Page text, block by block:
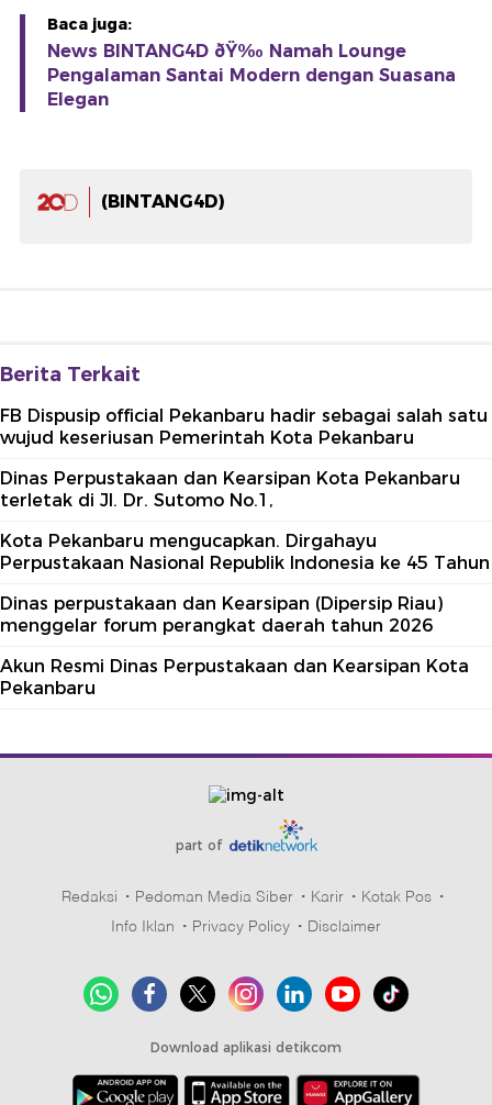
Baca juga:
News BINTANG4D ðŸ‰ Namah Lounge
Pengalaman Santai Modern dengan Suasana
Elegan
(BINTANG4D)
Berita Terkait
FB Dispusip official Pekanbaru hadir sebagai salah satu
wujud keseriusan Pemerintah Kota Pekanbaru
Dinas Perpustakaan dan Kearsipan Kota Pekanbaru
terletak di Jl. Dr. Sutomo No.1,
Kota Pekanbaru mengucapkan. Dirgahayu
Perpustakaan Nasional Republik Indonesia ke 45 Tahun
Dinas perpustakaan dan Kearsipan (Dipersip Riau)
menggelar forum perangkat daerah tahun 2026
Akun Resmi Dinas Perpustakaan dan Kearsipan Kota
Pekanbaru
part of
Redaksi Pedoman Media Siber Karir
Kotak Pos
Info Iklan
Privacy Policy Disclaimer
Download aplikasi detikcom